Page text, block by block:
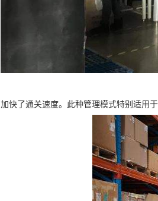
加快了通关速度。此种管理模式特别适用